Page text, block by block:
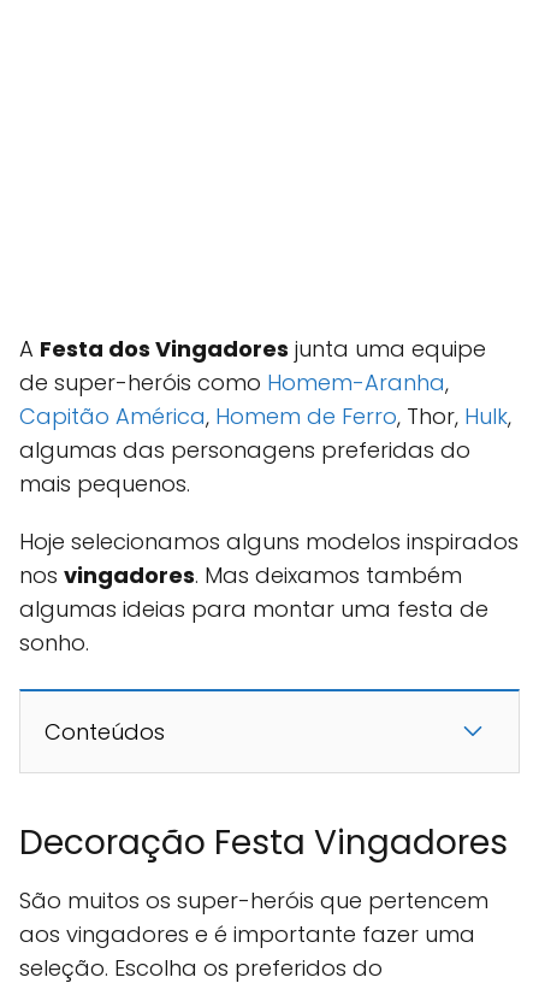
A Festa dos Vingadores junta uma equipe
de super-heróis como Homem-Aranha,
Capitão América, Homem de Ferro, Thor, Hulk,
algumas das personagens preferidas do
mais pequenos.
Hoje selecionamos alguns modelos inspirados
nos vingadores. Mas deixamos também
algumas ideias para montar uma festa de
sonho.
Conteúdos
Decoração Festa Vingadores
São muitos os super-heróis que pertencem
aos vingadores e é importante fazer uma
seleção. Escolha os preferidos do